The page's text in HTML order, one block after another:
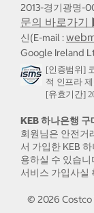
2013-경기광명-
문의 바로가
신(E-mail :
Google Ireland
[인증범위]
적 인프라
[유효기간]
KEB 하나은행
회원님은 안전거
서 가입한 KEB
용하실 수 있습니
서비스 가입사실
© 2026